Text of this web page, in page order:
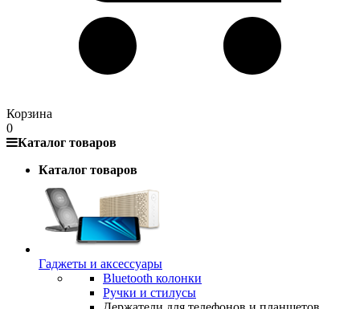
Корзина
0
Каталог товаров
Каталог товаров
Гаджеты и аксессуары
Bluetooth колонки
Ручки и стилусы